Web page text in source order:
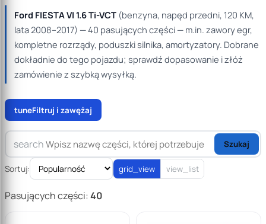
Ford FIESTA VI 1.6 Ti-VCT(benzyna, napęd przedni, 120 KM,
lata 2008–2017) — 40 pasujących części — m.in. zawory egr,
kompletne rozrządy, poduszki silnika, amortyzatory. Dobrane
dokładnie do tego pojazdu; sprawdź dopasowanie i złóż
zamówienie z szybką wysyłką.
tuneFiltruj i zawężaj
search Szukaj
Sortuj: grid_view view_list
Pasujących części:40